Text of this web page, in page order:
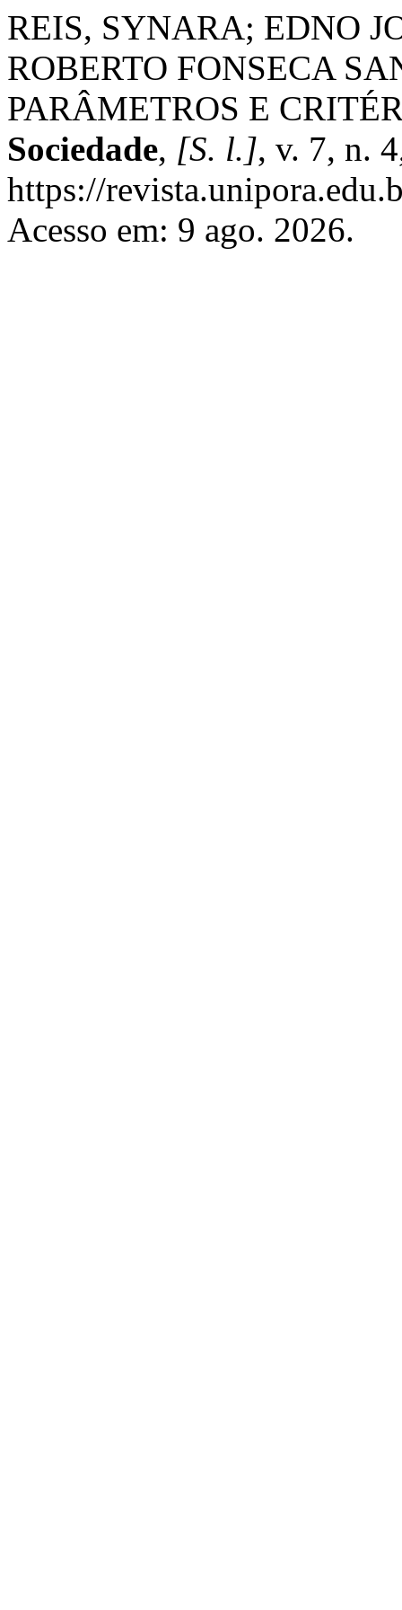
REIS, SYNARA; EDNO
ROBERTO FONSECA
PARÂMETROS E
Sociedade, [S. l.], v. 7, n.
https://
Acesso em: 9 ago. 2026.